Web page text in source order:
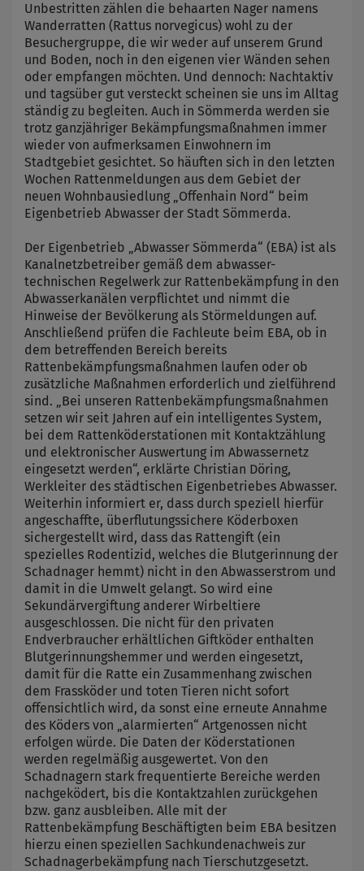
Unbestritten zählen die behaarten Nager namens
Wanderratten (Rattus norvegicus) wohl zu der
Besuchergruppe, die wir weder auf unserem Grund
und Boden, noch in den eigenen vier Wänden sehen
oder empfangen möchten. Und dennoch: Nachtaktiv
und tagsüber gut versteckt scheinen sie uns im Alltag
ständig zu begleiten. Auch in Sömmerda werden sie
trotz ganzjähriger Bekämpfungsmaßnahmen immer
wieder von aufmerksamen Einwohnern im
Stadtgebiet gesichtet. So häuften sich in den letzten
Wochen Rattenmeldungen aus dem Gebiet der
neuen Wohnbausiedlung „Offenhain Nord“ beim
Eigenbetrieb Abwasser der Stadt Sömmerda.
Der Eigenbetrieb „Abwasser Sömmerda“ (EBA) ist als
Kanalnetzbetreiber gemäß dem abwasser-
technischen Regelwerk zur Rattenbekämpfung in den
Abwasserkanälen verpflichtet und nimmt die
Hinweise der Bevölkerung als Störmeldungen auf.
Anschließend prüfen die Fachleute beim EBA, ob in
dem betreffenden Bereich bereits
Rattenbekämpfungsmaßnahmen laufen oder ob
zusätzliche Maßnahmen erforderlich und zielführend
sind. „Bei unseren Rattenbekämpfungsmaßnahmen
setzen wir seit Jahren auf ein intelligentes System,
bei dem Rattenköderstationen mit Kontaktzählung
und elektronischer Auswertung im Abwassernetz
eingesetzt werden“, erklärte Christian Döring,
Werkleiter des städtischen Eigenbetriebes Abwasser.
Weiterhin informiert er, dass durch speziell hierfür
angeschaffte, überflutungssichere Köderboxen
sichergestellt wird, dass das Rattengift (ein
spezielles Rodentizid, welches die Blutgerinnung der
Schadnager hemmt) nicht in den Abwasserstrom und
damit in die Umwelt gelangt. So wird eine
Sekundärvergiftung anderer Wirbeltiere
ausgeschlossen. Die nicht für den privaten
Endverbraucher erhältlichen Giftköder enthalten
Blutgerinnungshemmer und werden eingesetzt,
damit für die Ratte ein Zusammenhang zwischen
dem Frassköder und toten Tieren nicht sofort
offensichtlich wird, da sonst eine erneute Annahme
des Köders von „alarmierten“ Artgenossen nicht
erfolgen würde. Die Daten der Köderstationen
werden regelmäßig ausgewertet. Von den
Schadnagern stark frequentierte Bereiche werden
nachgeködert, bis die Kontaktzahlen zurückgehen
bzw. ganz ausbleiben. Alle mit der
Rattenbekämpfung Beschäftigten beim EBA besitzen
hierzu einen speziellen Sachkundenachweis zur
Schadnagerbekämpfung nach Tierschutzgesetzt.